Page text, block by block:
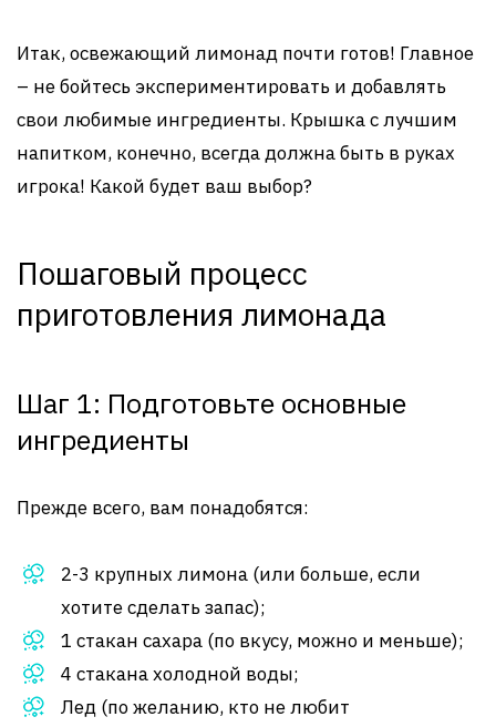
Итак, освежающий лимонад почти готов! Главное
– не бойтесь экспериментировать и добавлять
свои любимые ингредиенты. Крышка с лучшим
напитком, конечно, всегда должна быть в руках
игрока! Какой будет ваш выбор?
Пошаговый процесс
приготовления лимонада
Шаг 1: Подготовьте основные
ингредиенты
Прежде всего, вам понадобятся:
2-3 крупных лимона (или больше, если
хотите сделать запас);
1 стакан сахара (по вкусу, можно и меньше);
4 стакана холодной воды;
Лед (по желанию, кто не любит